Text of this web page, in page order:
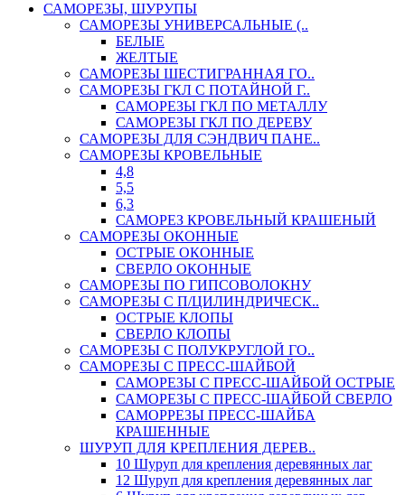
САМОРЕЗЫ, ШУРУПЫ
САМОРЕЗЫ УНИВЕРСАЛЬНЫЕ (..
БЕЛЫЕ
ЖЕЛТЫЕ
САМОРЕЗЫ ШЕСТИГРАННАЯ ГО..
САМОРЕЗЫ ГКЛ С ПОТАЙНОЙ Г..
САМОРЕЗЫ ГКЛ ПО МЕТАЛЛУ
САМОРЕЗЫ ГКЛ ПО ДЕРЕВУ
САМОРЕЗЫ ДЛЯ СЭНДВИЧ ПАНЕ..
САМОРЕЗЫ КРОВЕЛЬНЫЕ
4,8
5,5
6,3
САМОРЕЗ КРОВЕЛЬНЫЙ КРАШЕНЫЙ
САМОРЕЗЫ ОКОННЫЕ
ОСТРЫЕ ОКОННЫЕ
СВЕРЛО ОКОННЫЕ
САМОРЕЗЫ ПО ГИПСОВОЛОКНУ
САМОРЕЗЫ С П/ЦИЛИНДРИЧЕСК..
ОСТРЫЕ КЛОПЫ
СВЕРЛО КЛОПЫ
САМОРЕЗЫ С ПОЛУКРУГЛОЙ ГО..
САМОРЕЗЫ С ПРЕСС-ШАЙБОЙ
САМОРЕЗЫ С ПРЕСС-ШАЙБОЙ ОСТРЫЕ
САМОРЕЗЫ С ПРЕСС-ШАЙБОЙ СВЕРЛО
САМОРРЕЗЫ ПРЕСС-ШАЙБА
КРАШЕННЫЕ
ШУРУП ДЛЯ КРЕПЛЕНИЯ ДЕРЕВ..
10 Шуруп для крепления деревянных лаг
12 Шуруп для крепления деревянных лаг